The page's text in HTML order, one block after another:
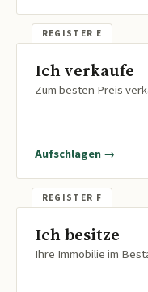
Ich verkaufe
Zum besten Preis
Aufschlagen →
Ich besitze
Ihre Immobilie im